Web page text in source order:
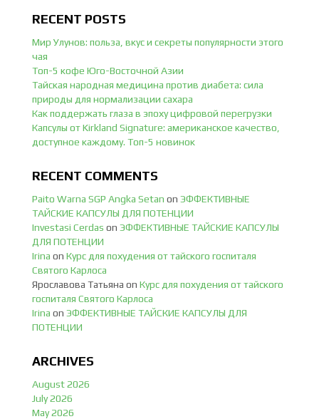
RECENT POSTS
Мир Улунов: польза, вкус и секреты популярности этого
чая
Топ-5 кофе Юго-Восточной Азии
Тайская народная медицина против диабета: сила
природы для нормализации сахара
Как поддержать глаза в эпоху цифровой перегрузки
Капсулы от Kirkland Signature: американское качество,
доступное каждому. Топ-5 новинок
RECENT COMMENTS
Paito Warna SGP Angka Setan on ЭФФЕКТИВНЫЕ
ТАЙСКИЕ КАПСУЛЫ ДЛЯ ПОТЕНЦИИ
Investasi Cerdas on ЭФФЕКТИВНЫЕ ТАЙСКИЕ КАПСУЛЫ
ДЛЯ ПОТЕНЦИИ
Irina on Курс для похудения от тайского госпиталя
Святого Карлоса
Ярославова Татьяна on Курс для похудения от тайского
госпиталя Святого Карлоса
Irina on ЭФФЕКТИВНЫЕ ТАЙСКИЕ КАПСУЛЫ ДЛЯ
ПОТЕНЦИИ
ARCHIVES
August 2026
July 2026
May 2026